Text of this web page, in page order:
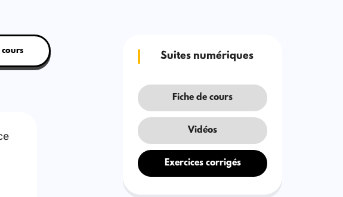
Suites numériques
Fiche de cours
Vidéos
Exercices corrigés